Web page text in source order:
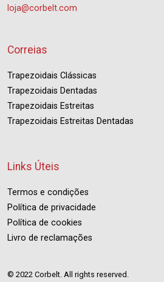
loja@corbelt.com
Correias
Trapezoidais Clássicas
Trapezoidais Dentadas
Trapezoidais Estreitas
Trapezoidais Estreitas Dentadas
Links Úteis
Termos e condições
Política de privacidade
Política de cookies
Livro de reclamações
© 2022 Corbelt. All rights reserved.